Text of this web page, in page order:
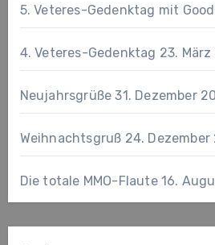
5. Veteres-Gedenktag mit
4. Veteres-Gedenktag 23. März
Neujahrsgrüße 31. Dezember
Weihnachtsgruß 24. Dezember
Die totale MMO-Flaute 16.